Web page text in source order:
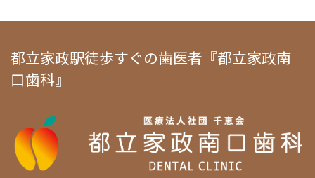
都立家政駅徒歩すぐの歯医者『都立家政南
口歯科』